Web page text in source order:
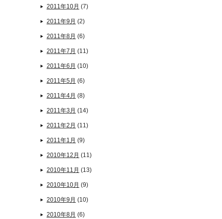
2011年10月 (7)
2011年9月 (2)
2011年8月 (6)
2011年7月 (11)
2011年6月 (10)
2011年5月 (6)
2011年4月 (8)
2011年3月 (14)
2011年2月 (11)
2011年1月 (9)
2010年12月 (11)
2010年11月 (13)
2010年10月 (9)
2010年9月 (10)
2010年8月 (6)